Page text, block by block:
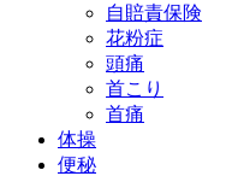
自賠責保険
花粉症
頭痛
首こり
首痛
体操
便秘